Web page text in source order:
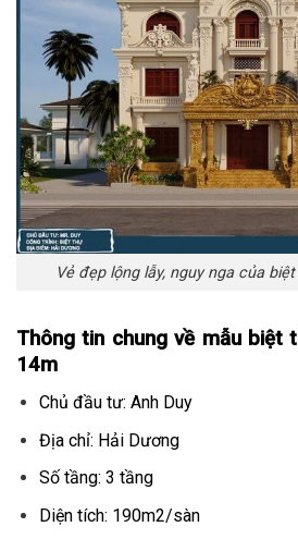
Vẻ đẹp lộng lẫy, nguy nga của
Thông tin chung về mẫu biệt
14m
Chủ đầu tư: Anh Duy
Địa chỉ: Hải Dương
Số tầng: 3 tầng
Diện tích: 190m2/sàn